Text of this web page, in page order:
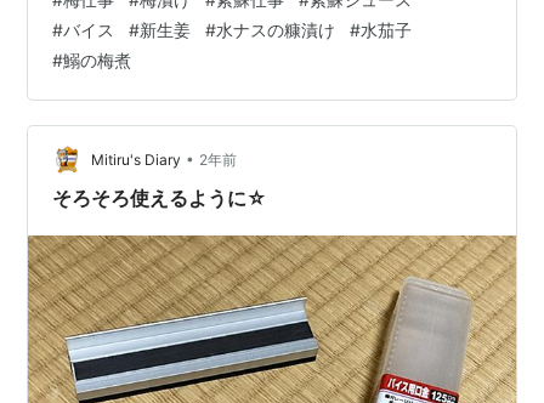
く、実の付き方が少なかったようです 加えて和歌山の南
高梅の産地ではヒョウが降って梅の実にキズがついてし
まったそうです 私が買った梅にはそのお断りメモがつい
ていました 表面に少しキズがついた梅を減塩（10％）で
漬けました はっきり言って問題ありませーん ヘタを取っ
てきれいに洗…
#バイス #新生姜 #水ナスの糠漬け #水茄子
#鰯の梅煮
Mitiru's Diary • 2年前
そろそろ使えるように☆